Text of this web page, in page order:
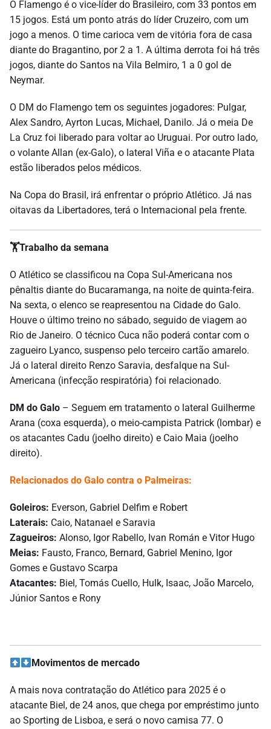
O Flamengo é o vice-líder do Brasileiro, com 33 pontos em
15 jogos. Está um ponto atrás do líder Cruzeiro, com um
jogo a menos. O time carioca vem de vitória fora de casa
diante do Bragantino, por 2 a 1. A última derrota foi há três
jogos, diante do Santos na Vila Belmiro, 1 a 0 gol de
Neymar.
O DM do Flamengo tem os seguintes jogadores: Pulgar,
Alex Sandro, Ayrton Lucas, Michael, Danilo. Já o meia De
La Cruz foi liberado para voltar ao Uruguai. Por outro lado,
o volante Allan (ex-Galo), o lateral Viña e o atacante Plata
estão liberados pelos médicos.
Na Copa do Brasil, irá enfrentar o próprio Atlético. Já nas
oitavas da Libertadores, terá o Internacional pela frente.
🏋️Trabalho da semana
O Atlético se classificou na Copa Sul-Americana nos
pênaltis diante do Bucaramanga, na noite de quinta-feira.
Na sexta, o elenco se reapresentou na Cidade do Galo.
Houve o último treino no sábado, seguido de viagem ao
Rio de Janeiro. O técnico Cuca não poderá contar com o
zagueiro Lyanco, suspenso pelo terceiro cartão amarelo.
Já o lateral direito Renzo Saravia, desfalque na Sul-
Americana (infecção respiratória) foi relacionado.
DM do Galo – Seguem em tratamento o lateral Guilherme
Arana (coxa esquerda), o meio-campista Patrick (lombar) e
os atacantes Cadu (joelho direito) e Caio Maia (joelho
direito).
Relacionados do Galo contra o Palmeiras:
Goleiros: Everson, Gabriel Delfim e Robert
Laterais: Caio, Natanael e Saravia
Zagueiros: Alonso, Igor Rabello, Ivan Román e Vitor Hugo
Meias: Fausto, Franco, Bernard, Gabriel Menino, Igor
Gomes e Gustavo Scarpa
Atacantes: Biel, Tomás Cuello, Hulk, Isaac, João Marcelo,
Júnior Santos e Rony
Movimentos de mercado
A mais nova contratação do Atlético para 2025 é o
atacante Biel, de 24 anos, que chega por empréstimo junto
ao Sporting de Lisboa, e será o novo camisa 77. O